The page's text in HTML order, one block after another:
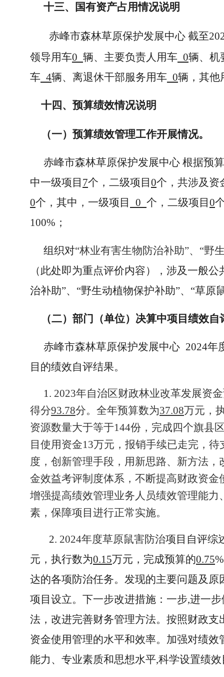
十三、国有资产占用情况说明
赤峰市森林草原保护发展中心 截至
领导用车0 辆、主要负责人用车 0辆、机
车 4辆、离退休干部服务用车 0辆，其他
十四、预算绩效情况说明
（一）预算绩效管理工作开展情况。
赤峰市森林草原保护发展中心 根据预
中一级项目 7个，二级项目0个，共涉及资
0个，其中，一级项目 0 个，二级项目0
100%；
组织对“林业有害生物防治补助”、“野
（此处即为重点评价内容），涉及一般公
治补助”、“野生动植物保护补助”、“草
（二）部门（单位）决算中项目绩效自
赤峰市森林草原保护发展中心 2024年
目的绩效自评结果。
1. 2023年自治区财政林业改革发展资
得分93.78分。全年预算数为37.08万元，
资源数量大于等于144份，完成四个旗县
目使用资金13万元，报销手续已走完，
度，创新管理手段，用新思路、新方法
金效益考评制度体系，不断提高财政资
增强提高绩效管理业务人员绩效管理能
素，保障项目进行正常实施。
2. 2024年度草原鼠害防治项目自评综
元，执行数为0.15万元，完成预算的0.75
达的各项防治任务。发现的主要问题及
项目设立。下一步改进措施：一步,进一
法，改进完善财务管理方法。按照财政
资金使用管理的水平和效率。加强对绩
能力、专业素质和思想水平,科学设置绩